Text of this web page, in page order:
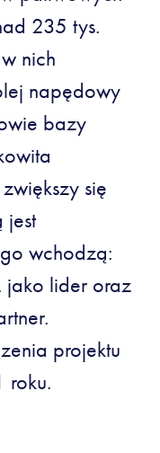
235 tys.
nich
napędowy
bazy
się
jest
wchodzą:
jako lider oraz
projektu
roku.